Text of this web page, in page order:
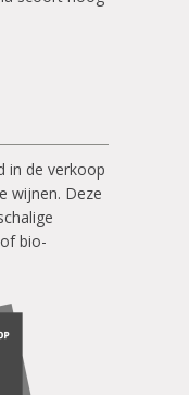
in de verkoop
wijnen. Deze
bio-